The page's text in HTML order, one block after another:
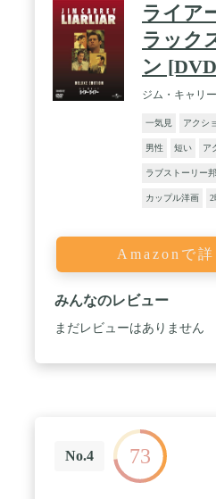
ライア
ラック
ン
ジム・キャリー
一気見 アクシ
男性 短い ア
ラブストーリー
カップル洋画 2
Amazonで詳
みんなのレビュー
まだレビューはありません
No.4 73